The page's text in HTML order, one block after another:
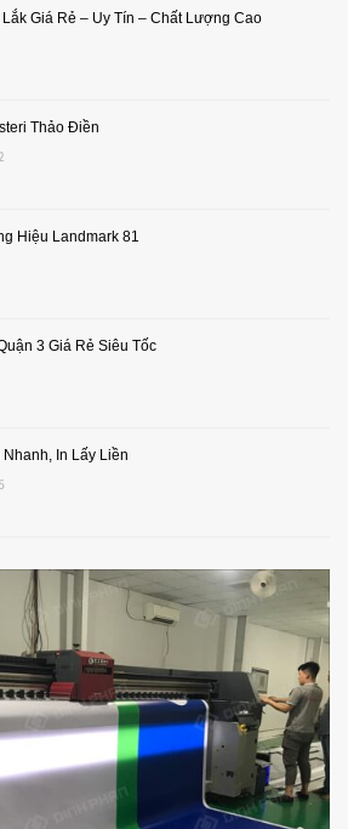
Lắk Giá Rẻ – Uy Tín – Chất Lượng Cao
Thảo Điền
Hiệu Landmark 81
3 Giá Rẻ Siêu Tốc
Nhanh, In Lấy Liền